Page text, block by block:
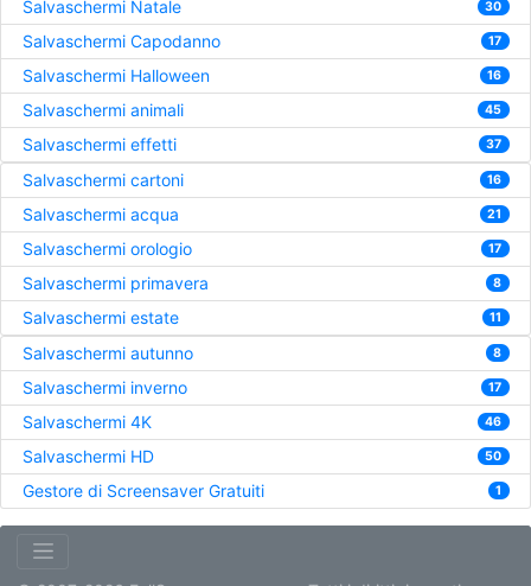
Salvaschermi Natale 30
Salvaschermi Capodanno 17
Salvaschermi Halloween 16
Salvaschermi animali 45
Salvaschermi effetti 37
Salvaschermi cartoni 16
Salvaschermi acqua 21
Salvaschermi orologio 17
Salvaschermi primavera 8
Salvaschermi estate 11
Salvaschermi autunno 8
Salvaschermi inverno 17
Salvaschermi 4K 46
Salvaschermi HD 50
Gestore di Screensaver Gratuiti 1